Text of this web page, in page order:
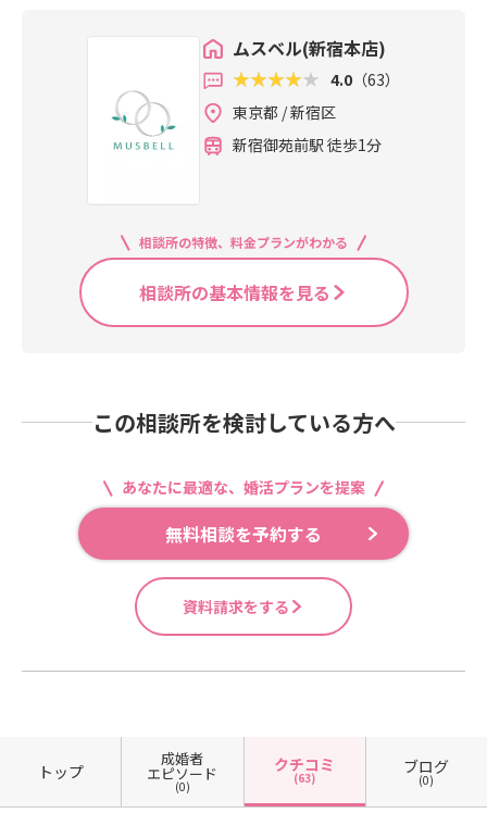
ムスベル(新宿本店)
4.0 （63）
東京都 / 新宿区
新宿御苑前駅 徒歩1分
相談所の特徴、料金プランがわかる
相談所の基本情報を見る
この相談所を検討している方へ
あなたに最適な、婚活プランを提案
無料相談を予約する
資料請求をする
トップ
成婚者
エピソード
(0)
クチコミ
(63)
ブログ
(0)